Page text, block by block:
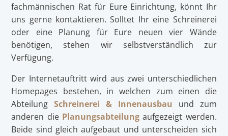
fachmännischen Rat für Eure Einrichtung, könnt Ihr
uns gerne kontaktieren. Solltet Ihr eine Schreinerei
oder eine Planung für Eure neuen vier Wände
benötigen, stehen wir selbstverständlich zur
Verfügung.
Der Internetauftritt wird aus zwei unterschiedlichen
Homepages bestehen, in welchen zum einen die
AbteilungSchreinerei & Innenausbau und zum
anderen die Planungsabteilung aufgezeigt werden.
Beide sind gleich aufgebaut und unterscheiden sich